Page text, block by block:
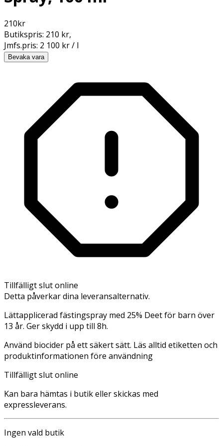
210kr
Butikspris: 210 kr,
Jmfs.pris: 2 100 kr / l
Bevaka vara
Tillfälligt slut online
Detta påverkar dina leveransalternativ.
Lättapplicerad fästingspray med 25% Deet för barn över
13 år. Ger skydd i upp till 8h.
Använd biocider på ett säkert sätt. Läs alltid etiketten och
produktinformationen före användning
Tillfälligt slut online
Kan bara hämtas i butik eller skickas med
expressleverans.
Ingen vald butik